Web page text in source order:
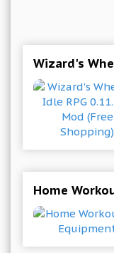
Wizard's
Home